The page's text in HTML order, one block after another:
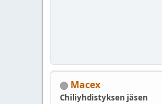
Macex
Chiliyhdistyksen jäsen